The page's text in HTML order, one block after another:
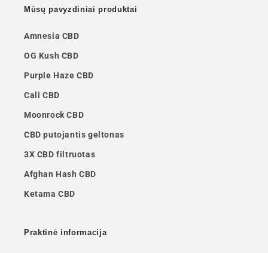
Mūsų pavyzdiniai produktai
Amnesia CBD
OG Kush CBD
Purple Haze CBD
Cali CBD
Moonrock CBD
CBD putojantis geltonas
3X CBD filtruotas
Afghan Hash CBD
Ketama CBD
Praktinė informacija